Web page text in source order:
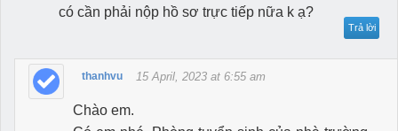
có cần phải nộp hồ sơ trực tiếp nữa k ạ?
Trả lời
thanhvu 15 April, 2023 at 6:55 am
Chào em.